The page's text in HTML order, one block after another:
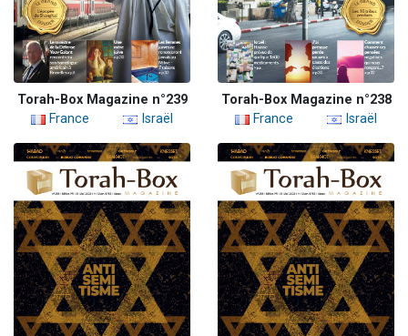
Torah-Box Magazine n°239
France
Israël
Torah-Box Magazine n°238
France
Israël